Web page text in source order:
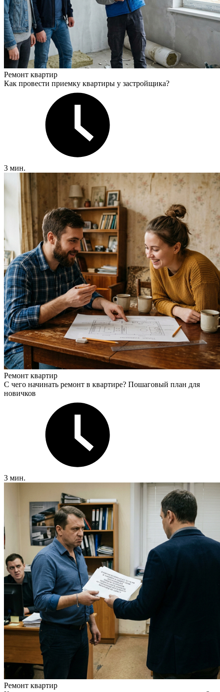
Ремонт квартир
Как провести приемку квартиры у застройщика?
3 мин.
Ремонт квартир
С чего начинать ремонт в квартире? Пошаговый план для
новичков
3 мин.
Ремонт квартир